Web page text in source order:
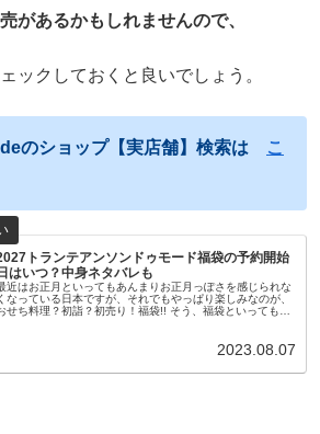
があるかもしれませんので、
ックしておくと良いでしょう。
のショップ【実店舗】検索は
こ
トランテアンソンドゥモード福袋の予約開始
はいつ？中身ネタバレも
近はお正月といってもあんまりお正月っぽさを感じられな
なっている日本ですが、それでもやっぱり楽しみなのが、
せち料理？初詣？初売り！福袋!! そう、福袋といっても最
2023.08.07